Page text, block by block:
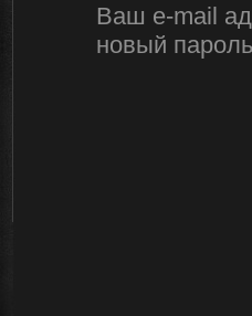
Ваш e-mail
новый